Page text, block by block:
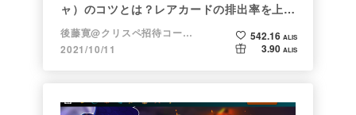
ャ）のコツとは？レアカードの排出率を上げ
る方法【初心者向け】
後藤寛@クリスペ招待コード→LHiH
2021/10/11
542.16 ALIS
3.90 ALIS